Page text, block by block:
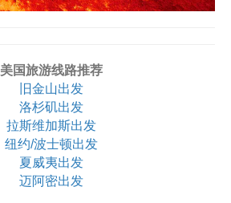
美国旅游线路推荐
旧金山出发
洛杉矶出发
拉斯维加斯出发
纽约/波士顿出发
夏威夷出发
迈阿密出发